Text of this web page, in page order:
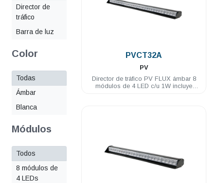
Director de
tráfico
Barra de luz
Color
Todas
Ámbar
Blanca
Módulos
Todos
8 módulos de
4 LEDs
PVCT32A
PV
Director de tráfico PV FLUX ámbar 8
módulos de 4 LED c/u 1W incluye